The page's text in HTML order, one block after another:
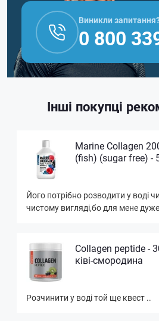
Виникли
0 800
Інші покупці
Marine Collagen
(fish) (sugar free) -
Його потрібно розводити у воді
чистому вигляді,бо для мене
Collagen peptide -
ківі-смородина
Розчинити у воді той ще квест ..